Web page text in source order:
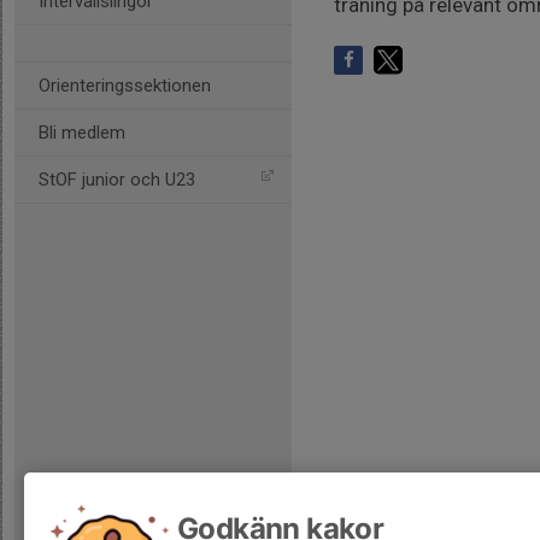
Orienteringssektionen
Bli medlem
StOF junior och U23
träning på relevant
Godkänn kakor